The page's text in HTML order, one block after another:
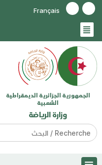
Français
الجمهورية الجزائرية الديمقراطية
الشعبية
وزارة الرياضة
Search
for: